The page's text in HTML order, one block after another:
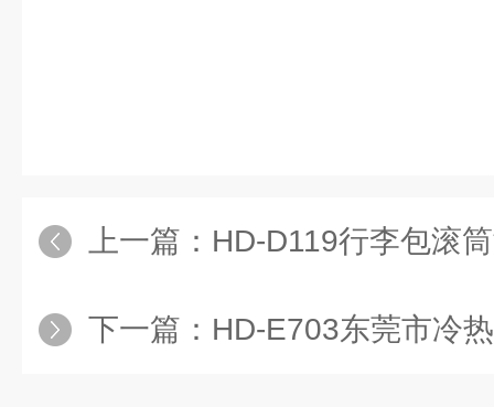
上一篇： HD-D119行李包滚筒
下一篇： HD-E703东莞市冷